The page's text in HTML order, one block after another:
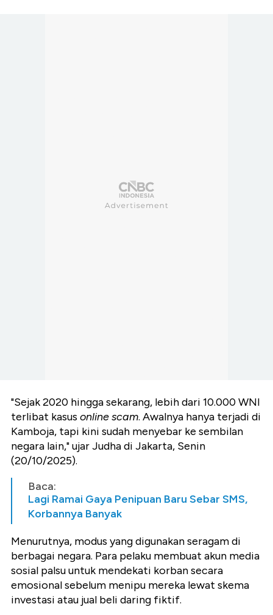
"Sejak 2020 hingga sekarang, lebih dari 10.000 WNI
terlibat kasus online scam. Awalnya hanya terjadi di
Kamboja, tapi kini sudah menyebar ke sembilan
negara lain," ujar Judha di Jakarta, Senin
(20/10/2025).
Baca:
Lagi Ramai Gaya Penipuan Baru Sebar SMS,
Korbannya Banyak
Menurutnya, modus yang digunakan seragam di
berbagai negara. Para pelaku membuat akun media
sosial palsu untuk mendekati korban secara
emosional sebelum menipu mereka lewat skema
investasi atau jual beli daring fiktif.